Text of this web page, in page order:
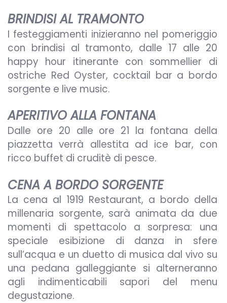
BRINDISI AL TRAMONTO
I festeggiamenti inizieranno nel pomeriggio
con brindisi al tramonto, dalle 17 alle 20
happy hour itinerante con sommellier di
ostriche Red Oyster, cocktail bar a bordo
sorgente e live music.
APERITIVO ALLA FONTANA
Dalle ore 20 alle ore 21 la fontana della
piazzetta verrà allestita ad ice bar, con
ricco buffet di cruditè di pesce.
CENA A BORDO SORGENTE
La cena al 1919 Restaurant, a bordo della
millenaria sorgente, sarà animata da due
momenti di spettacolo a sorpresa: una
speciale esibizione di danza in sfere
sull’acqua e un duetto di musica dal vivo su
una pedana galleggiante si alterneranno
agli indimenticabili sapori del menu
degustazione.